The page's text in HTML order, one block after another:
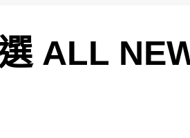
ALL